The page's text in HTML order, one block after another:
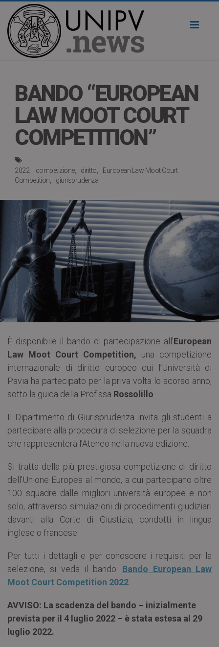
BANDO “EUROPEAN
LAW MOOT COURT
COMPETITION”
2022 competizione diritto
European Law Moot Court
Competition
giurisprudenza
È disponibile il bando di partecipazione all’European
Law Moot Court Competition, una competizione
internazionale di diritto europeo cui l’Università di
Pavia ha partecipato per la priva volta lo scorso anno,
sotto la guida della Prof.ssa Rossolillo
Il Dipartimento di Giurisprudenza invita gli studenti a
partecipare alla procedura di selezione per la squadra
che rappresenterà l’Ateneo nella nuova edizione.
Si tratta della più prestigiosa competizione di diritto
dell’Unione Europea al mondo, a cui partecipano oltre
100 squadre dalle migliori università europee e non
solo, attraverso simulazioni di procedimenti giudiziari
davanti alla Corte di Giustizia, condotti in lingua
inglese o francese.
Per tutti i dettagli e per conoscere i requisiti per la
selezione, si veda il bando: Bando European Law
Moot Court Competition 2022
AVVISO: La scadenza del bando – inizialmente
prevista per il 4 luglio 2022 – è stata estesa al 29
luglio 2022.